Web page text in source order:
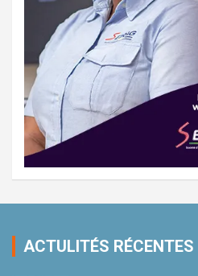
ACTULITÉS RÉCENTES